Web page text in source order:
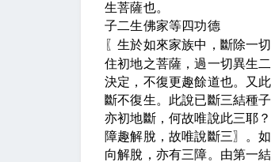
生菩薩也。
子二生佛家等四功德
〖生於如來家族中，斷除一
住初地之菩薩，過一切異生
決定，不復更趣餘道也。又
斷不復生。此說已斷三結種
亦初地斷，何故唯說此三耶
障趣解脫，故唯說斷三〗
。
向解脫，亦有三障。由第一